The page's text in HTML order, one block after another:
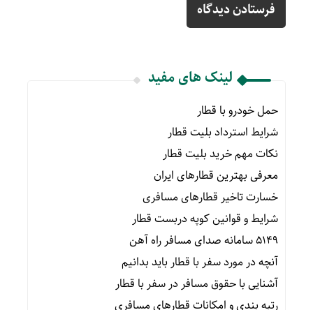
لینک های مفید
حمل خودرو با قطار
شرایط استرداد بلیت قطار
نکات مهم خرید بلیت قطار
معرفی بهترین قطارهای ایران
خسارت تاخیر قطارهای مسافری
شرایط و قوانین کوپه دربست قطار
۵۱۴۹ سامانه صدای مسافر راه آهن
آنچه در مورد سفر با قطار باید بدانیم
آشنایی با حقوق مسافر در سفر با قطار
رتبه بندی و امکانات قطارهای مسافری